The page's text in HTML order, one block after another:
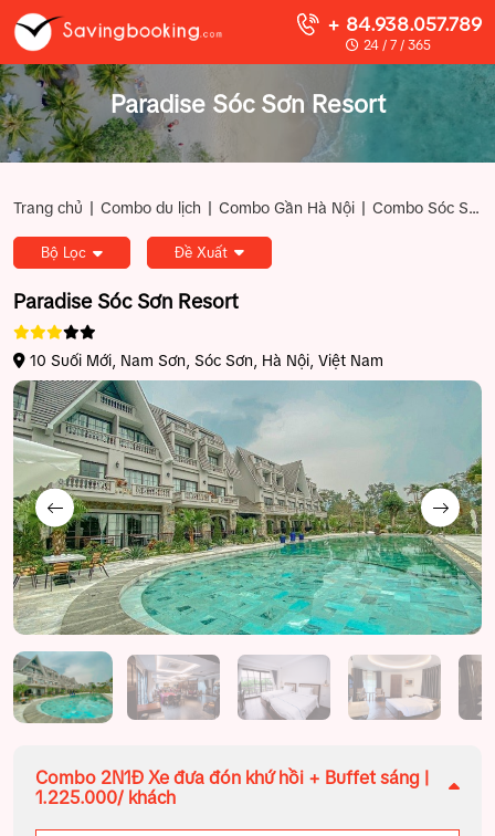
+ 84.938.057.789
24 / 7 / 365
Paradise Sóc Sơn Resort
Trang chủ | Combo du lịch | Combo Gần Hà Nội | Combo Sóc Sơn
Bộ Lọc Đề Xuất
Paradise Sóc Sơn Resort
10 Suối Mới, Nam Sơn, Sóc Sơn, Hà Nội, Việt Nam
Combo 2N1Đ Xe đưa đón khứ hồi + Buffet sáng |
1.225.000/ khách